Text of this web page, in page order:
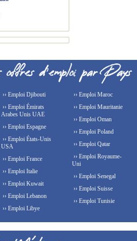
›› Emploi Djibouti
›› Emploi Émirats
Arabes Unis UAE
›› Emploi Espagne
›› Emploi États-Unis
USA
›› Emploi France
›› Emploi Italie
›› Emploi Kuwait
›› Emploi Lebanon
›› Emploi Libye
›› Emploi Maroc
›› Emploi Mauritanie
›› Emploi Oman
›› Emploi Poland
›› Emploi Qatar
›› Emploi Royaume-
Uni
›› Emploi Senegal
›› Emploi Suisse
›› Emploi Tunisie